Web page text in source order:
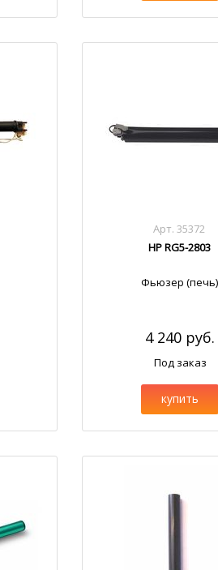
Арт. 35372
HP RG5-2803
Фьюзер (печь)
4 240 руб.
Под заказ
купить